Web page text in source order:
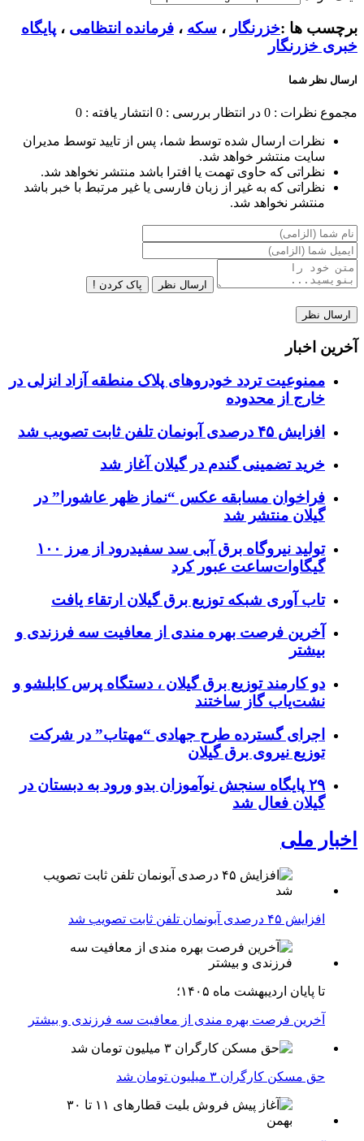
برچسب ها :خزرنگار ، سکه ، فرمانده انتظامی ، پایگاه
خبری خزرنگار
ارسال نظر شما
مجموع نظرات : 0 در انتظار بررسی : 0 انتشار یافته : 0
نظرات ارسال شده توسط شما، پس از تایید توسط مدیران
سایت منتشر خواهد شد.
نظراتی که حاوی تهمت یا افترا باشد منتشر نخواهد شد.
نظراتی که به غیر از زبان فارسی یا غیر مرتبط با خبر باشد
منتشر نخواهد شد.
ارسال نظر پاک کردن !
آخرین اخبار
ممنوعیت تردد خودروهای پلاک منطقه آزاد انزلی در
خارج از محدوده
افزایش ۴۵ درصدی آبونمان تلفن ثابت تصویب شد
خرید تضمینی گندم در گیلان آغاز شد
فراخوان مسابقه عکس “نماز ظهر عاشورا” در
گیلان منتشر شد
تولید نیروگاه برق‌ آبی سد سفیدرود از مرز ۱۰۰
گیگاوات‌ساعت عبور کرد
تاب آوری شبکه توزیع برق گیلان ارتقاء یافت
آخرین فرصت بهره مندی از معافیت سه فرزندی و
بیشتر
دو کارمند توزیع برق گیلان ، دستگاه پرس کابلشو و
نشت‌یاب گاز ساختند
اجرای گسترده طرح جهادی “مهتاب” در شرکت
توزیع نیروی برق گیلان
۲۹ پایگاه سنجش نوآموزان بدو ورود به دبستان در
گیلان فعال شد
اخبار ملی
افزایش ۴۵ درصدی آبونمان تلفن ثابت تصویب شد
تا پایان اردیبهشت ماه ۱۴۰۵؛
آخرین فرصت بهره مندی از معافیت سه فرزندی و بیشتر
حق مسکن کارگران ۳ میلیون تومان شد